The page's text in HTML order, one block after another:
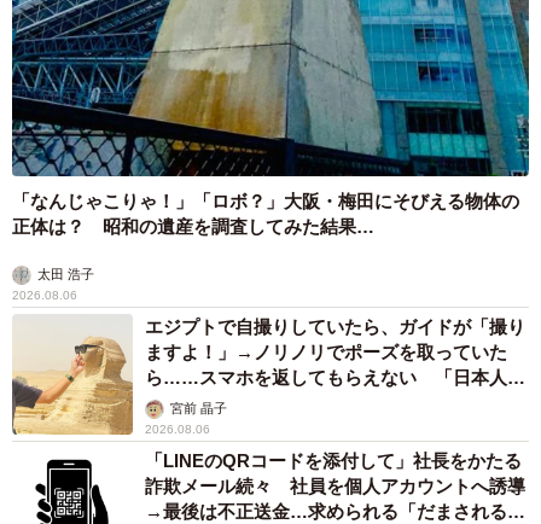
「なんじゃこりゃ！」「ロボ？」大阪・梅田にそびえる物体の
正体は？ 昭和の遺産を調査してみた結果…
太田 浩子
2026.08.06
エジプトで自撮りしていたら、ガイドが「撮り
ますよ！」→ノリノリでポーズを取っていた
ら……スマホを返してもらえない 「日本人は
カモ代表かも」「私は6時間で3万円払った」
宮前 晶子
2026.08.06
「LINEのQRコードを添付して」社長をかたる
詐欺メール続々 社員を個人アカウントへ誘導
→最後は不正送金…求められる「だまされる前